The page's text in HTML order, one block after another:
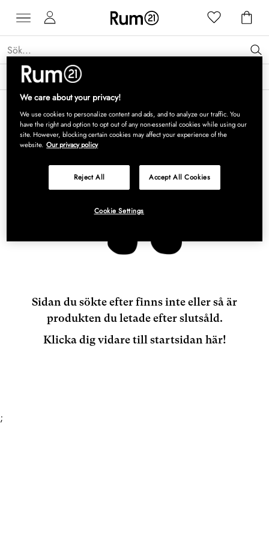
Få 15 % rabatt på Grythyttan Stålmöbler* →
Sidan du sökte efter finns inte eller så är
produkten du letade efter slutsåld.
Klicka dig vidare till startsidan här!
;
We care about your privacy!
We use cookies to personalize content and ads, and to analyze our traffic. You
have the right and option to opt out of any non-essential cookies while using our
site. However, blocking certain cookies may affect your experience of the
website. Our privacy policy
Reject All Accept All Cookies
Cookie Settings